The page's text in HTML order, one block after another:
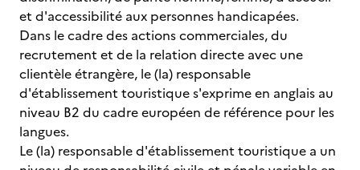
et d'accessibilité aux personnes handicapées.
Dans le cadre des actions commerciales, du
recrutement et de la relation directe avec une
clientèle étrangère, le (la) responsable
d'établissement touristique s'exprime en anglais au
niveau B2 du cadre européen de référence pour les
langues.
Le (la) responsable d'établissement touristique a un